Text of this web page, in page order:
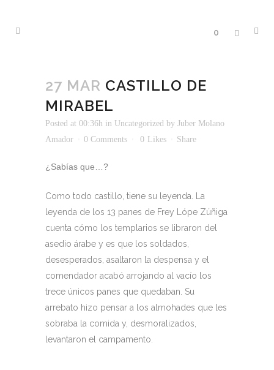
0
27 MAR CASTILLO DE
MIRABEL
Posted at 00:36h in Uncategorized by Juber Molano
Amador
0 Comments 0 Likes Share
¿Sabías que…?
Como todo castillo, tiene su leyenda. La
leyenda de los 13 panes de Frey Lópe Zúñiga
cuenta cómo los templarios se libraron del
asedio árabe y es que los soldados,
desesperados, asaltaron la despensa y el
comendador acabó arrojando al vacío los
trece únicos panes que quedaban. Su
arrebato hizo pensar a los almohades que les
sobraba la comida y, desmoralizados,
levantaron el campamento.